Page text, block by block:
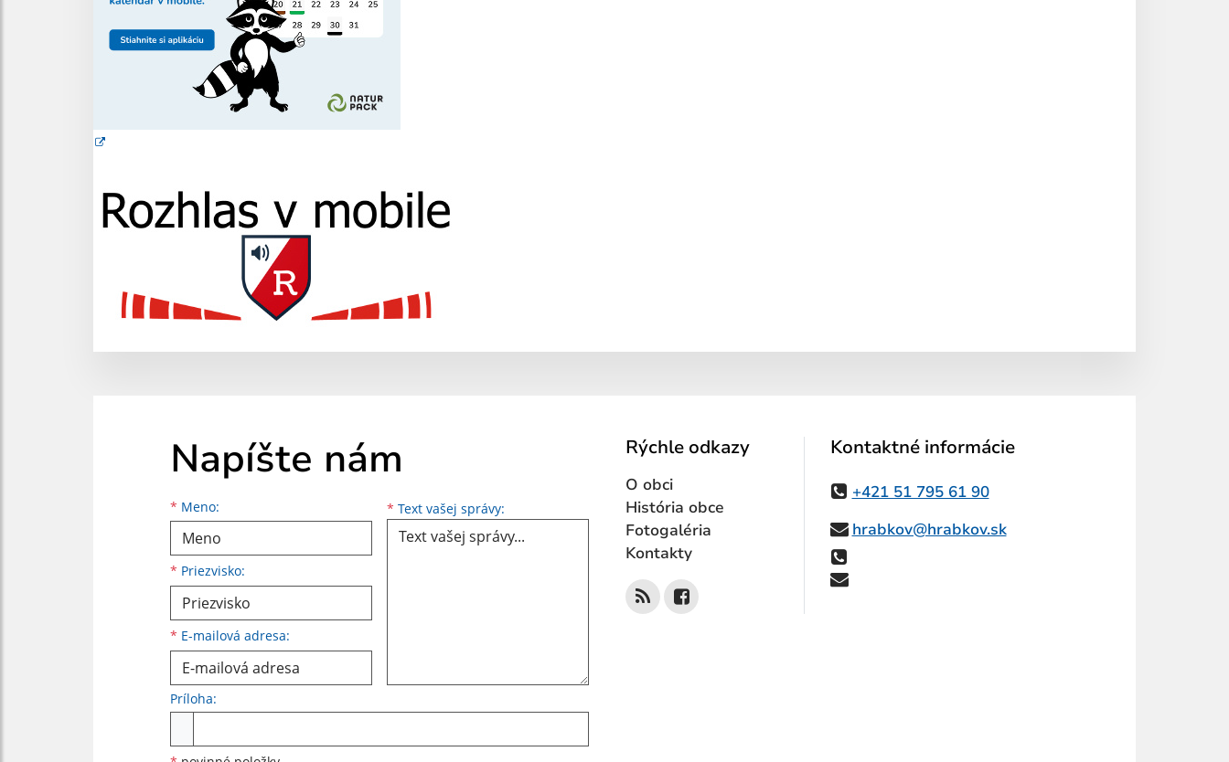
Napíšte nám
* Meno:
Meno
* Priezvisko:
Priezvisko
* E-mailová adresa:
E-mailová adresa * Text vašej správy: Text vašej správy...
Príloha:
Rýchle odkazy
O obci
História obce
Fotogaléria
Kontakty
Kontaktné informácie
+421 51 795 61 90
hrabkov@hrabkov.sk